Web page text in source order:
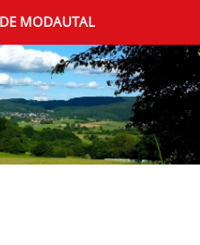
MODAUTAL